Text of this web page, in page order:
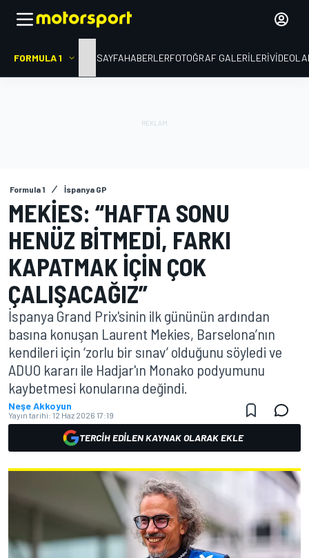
FORMULA 1 ANA SAYFAHABERLERFOTOĞRAF GALERILERI
Formula 1 İspanya GP
MEKIES: “HAFTA SONU
HENÜZ BITMEDI, FARKI
KAPATMAK IÇIN ÇOK
ÇALIŞACAĞIZ”
İspanya Grand Prix'sinin ilk gününün ardından
basına konuşan Laurent Mekies, Barselona’nın
kendileri için ‘zorlu bir sınav’ olduğunu söyledi ve
ADUO kararı ile Hadjar'ın Monako podyumunu
kaybetmesi konularına değindi.
Neşe Akkoyun
Yayın tarihi: 12 Haz 2026 17:19
TERCIH EDILEN KAYNAK OLARAK EKLE